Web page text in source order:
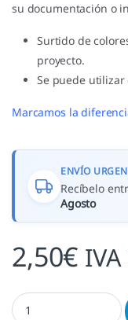
su documentación o
Surtido de
proyecto.
Se puede utilizar
Marcamos la
ENVÍO
Recíbelo
Agosto
2,50€
Lacre verde oscuro